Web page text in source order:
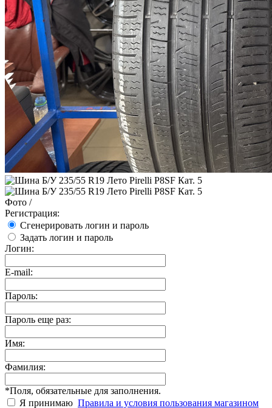
Фото /
Регистрация:
Сгенерировать логин и пароль
Задать логин и пароль
Логин:
E-mail:
Пароль:
Пароль еще раз:
Имя:
Фамилия:
*Поля, обязательные для заполнения.
Я принимаю Правила и условия пользования магазином